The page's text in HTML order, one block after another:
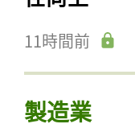
11時間前
製造業